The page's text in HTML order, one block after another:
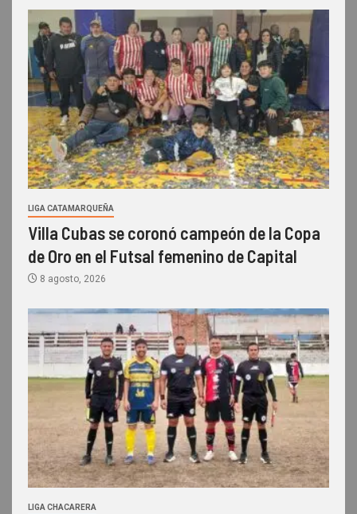
LIGA CATAMARQUEÑA
Villa Cubas se coronó campeón de la Copa
de Oro en el Futsal femenino de Capital
8 agosto, 2026
LIGA CHACARERA